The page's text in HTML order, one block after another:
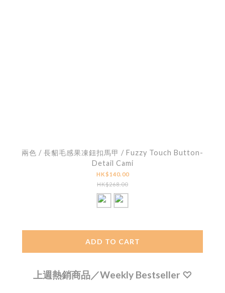
兩色 / 長貂毛感果凍鈕扣馬甲 / Fuzzy Touch Button-
Detail Cami
HK$140.00
HK$268.00
ADD TO CART
上週熱銷商品／Weekly Bestseller ♡